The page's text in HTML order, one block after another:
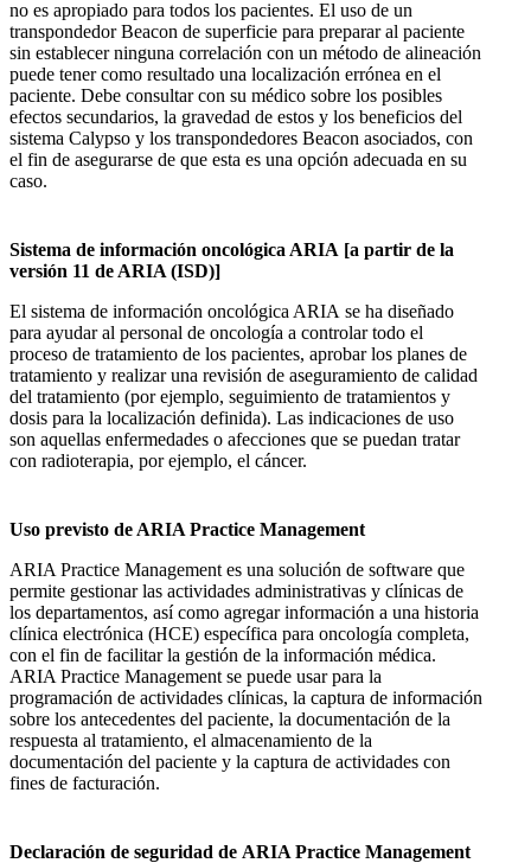
no es apropiado para todos los pacientes. El uso de un
transpondedor Beacon de superficie para preparar al paciente
sin establecer ninguna correlación con un método de alineación
puede tener como resultado una localización errónea en el
paciente. Debe consultar con su médico sobre los posibles
efectos secundarios, la gravedad de estos y los beneficios del
sistema Calypso y los transpondedores Beacon asociados, con
el fin de asegurarse de que esta es una opción adecuada en su
caso.
Sistema de información oncológica ARIA [a partir de la
versión 11 de ARIA (ISD)]
El sistema de información oncológica ARIA se ha diseñado
para ayudar al personal de oncología a controlar todo el
proceso de tratamiento de los pacientes, aprobar los planes de
tratamiento y realizar una revisión de aseguramiento de calidad
del tratamiento (por ejemplo, seguimiento de tratamientos y
dosis para la localización definida). Las indicaciones de uso
son aquellas enfermedades o afecciones que se puedan tratar
con radioterapia, por ejemplo, el cáncer.
Uso previsto de ARIA Practice Management
ARIA Practice Management es una solución de software que
permite gestionar las actividades administrativas y clínicas de
los departamentos, así como agregar información a una historia
clínica electrónica (HCE) específica para oncología completa,
con el fin de facilitar la gestión de la información médica.
ARIA Practice Management se puede usar para la
programación de actividades clínicas, la captura de información
sobre los antecedentes del paciente, la documentación de la
respuesta al tratamiento, el almacenamiento de la
documentación del paciente y la captura de actividades con
fines de facturación.
Declaración de seguridad de ARIA Practice Management